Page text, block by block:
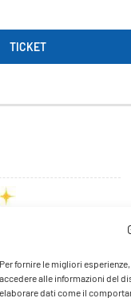
Per fornire le migliori
accedere alle informazioni del
elaborare dati come il
TICKET